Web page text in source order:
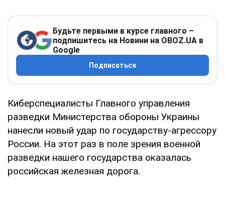
Будьте первыми в курсе главного –
подпишитесь на Новини на OBOZ.UA в
Google
Подписаться
Киберспециалисты Главного управления
разведки Министерства обороны Украины
нанесли новый удар по государству-агрессору
России. На этот раз в поле зрения военной
разведки нашего государства оказалась
российская железная дорога.